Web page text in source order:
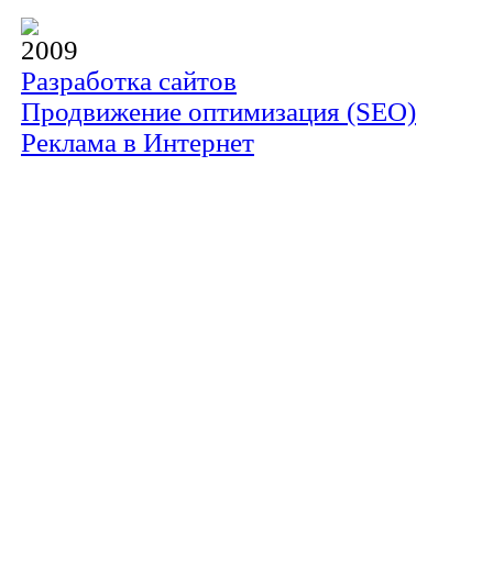
2009
Разработка сайтов
Продвижение оптимизация (SEO)
Реклама в Интернет